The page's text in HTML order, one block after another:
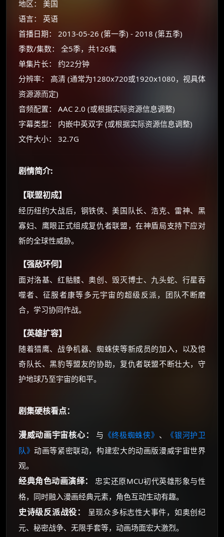
地区： 美国
语言： 英语
首播日期： 2013-05-26 (第一季) - 2018 (第五季)
季数/集数： 全5季，共126集
单集片长： 约22分钟
分辨率： 高清 (通常为1280x720或1920x1080，视具体
资源源而定)
音频配置： AAC 2.0 (或根据实际资源信息调整)
字幕类型： 内嵌中英双字 (或根据实际资源信息调整)
文件大小： 32.7G
剧情简介:
【联盟初成】
经历纽约大战后，钢铁侠、美国队长、浩克、雷神、黑
寡妇、鹰眼正式组成复仇者联盟，在神盾局支持下应对
新的全球性威胁。
【强敌环伺】
面对洛基、红骷髅、奥创、毁灭博士、九头蛇、行星吞
噬者、征服者康等多元宇宙的超级反派，团队不断磨
合，学习协同作战。
【英雄扩容】
随着猎鹰、战争机器、蜘蛛侠等新成员的加入，以及惊
奇队长、黑豹等盟友的协助，复仇者联盟不断壮大，守
护地球乃至宇宙的和平。
剧集硬核看点：
漫威动画宇宙核心： 与 《终极蜘蛛侠》 、
《银河护卫
队》动画等紧密联动，构建宏大的动画版漫威宇宙世界
观。
经典角色动画演绎：
忠实还原MCU初代英雄形象与性
格，同时融入漫画经典元素，角色互动生动有趣。
史诗级反派战役：
呈现众多标志性大事件，如奥创纪
元、秘密战争、无限手套等，动画场面宏大激烈。
🧧 福利领取站 ×
你需要的各种会员，都可低价购买！
价格有浮动，请直接搜索查最低价！
☕ 海外大侠？通过 Ko-fi 赐茶